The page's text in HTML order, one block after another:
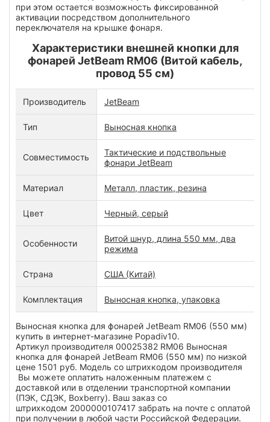
при этом остается возможность фиксированной
активации посредством дополнительного
переключателя на крышке фонаря.
Характеристики внешней кнопки для
фонарей JetBeam RM06 (Витой кабель,
провод 55 см)
Производитель JetBeam
Тип Выносная кнопка
Совместимость
Тактические и подствольные
фонари JetBeam
Материал Металл, пластик, резина
Цвет Черный, серый
Особенности
Витой шнур, длина 550 мм, два
режима
Страна США (Китай)
Комплектация Выносная кнопка, упаковка
Выносная кнопка для фонарей JetBeam RM06 (550 мм)
купить в интернет-магазине Popadiv10.
Артикул производителя 00025382 RM06 Выносная
кнопка для фонарей JetBeam RM06 (550 мм) по низкой
цене 1501 руб. Модель со штрихкодом производителя
Вы можете оплатить наложенным платежем с
доставкой или в отделении транспортной компании
(ПЭК, СДЭК, Boxberry). Ваш заказ со
штрихкодом 2000000107417 забрать на почте с оплатой
при получении в любой части Российской Федерации.